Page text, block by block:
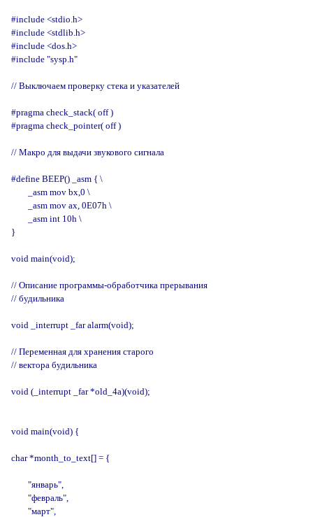
#include <stdio.h>
#include <stdlib.h>
#include <dos.h>
#include "sysp.h"
// Выключаем проверку стека и указателей
#pragma check_stack( off )
#pragma check_pointer( off )
// Макро для выдачи звукового сигнала
#define BEEP() _asm { \
        _asm mov bx,0 \
        _asm mov ax, 0E07h \
        _asm int 10h \
}
void main(void);
// Описание программы-обработчика прерывания
// будильника
void _interrupt _far alarm(void);
// Переменная для хранения старого
// вектора будильника
void (_interrupt _far *old_4a)(void);
void main(void) {
char *month_to_text[] = {
        "январь",
        "февраль",
        "март",